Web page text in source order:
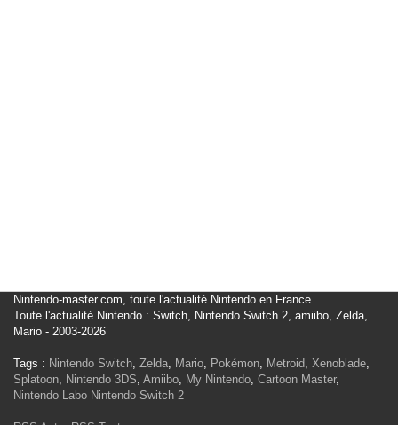
Nintendo-master.com, toute l'actualité Nintendo en France
Toute l'actualité Nintendo : Switch, Nintendo Switch 2, amiibo, Zelda,
Mario - 2003-2026
Tags : Nintendo Switch, Zelda, Mario, Pokémon, Metroid, Xenoblade,
Splatoon, Nintendo 3DS, Amiibo, My Nintendo, Cartoon Master,
Nintendo Labo Nintendo Switch 2